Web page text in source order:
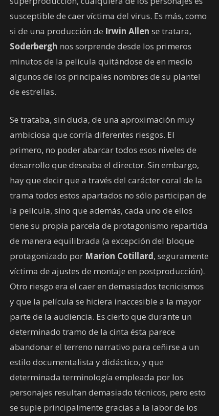
susceptible de caer víctima del virus. Es más, como
si de una producción de Irwin Allen se tratara,
Soderbergh nos sorprende desde los primeros
minutos de la película quitándose de en medio
algunos de los principales nombres de su plantel
de estrellas.
Se trataba, sin duda, de una aproximación muy
ambiciosa que corría diferentes riesgos. El
primero, no poder abarcar todos esos niveles de
desarrollo que deseaba el director. Sin embargo,
hay que decir que a través del carácter coral de la
trama todos estos apartados no sólo participan de
la película, sino que además, cada uno de ellos
tiene su propia parcela de protagonismo repartida
de manera equilibrada (a excepción del bloque
protagonizado por Marion Cotillard, seguramente
víctima de ajustes de montaje en postproducción).
Otro riesgo era el caer en demasiados tecnicismos
y que la película se hiciera inaccesible a la mayor
parte de la audiencia. Es cierto que durante un
determinado tramo de la cinta ésta parece
abandonar el terreno narrativo para ceñirse a un
estilo documentalista y didáctico, y que
determinada terminología empleada por los
personajes resultan demasiado técnicos, pero esto
se suple principalmente gracias a la labor de los